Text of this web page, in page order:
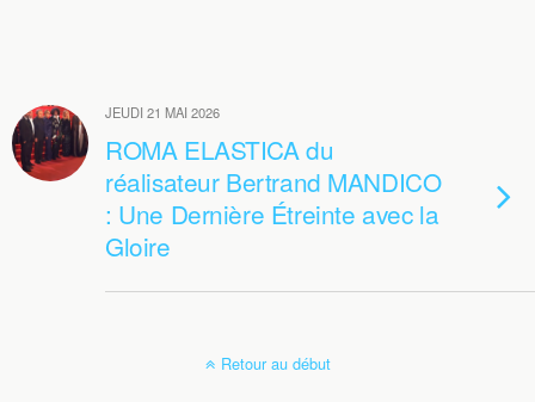
JEUDI 21 MAI 2026
ROMA ELASTICA du
réalisateur Bertrand MANDICO
: Une Dernière Étreinte avec la
Gloire
Retour au début